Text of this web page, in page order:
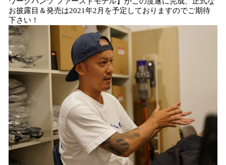
お披露目＆発売は2021年2月を予定しておりますのでご期待
下さい！